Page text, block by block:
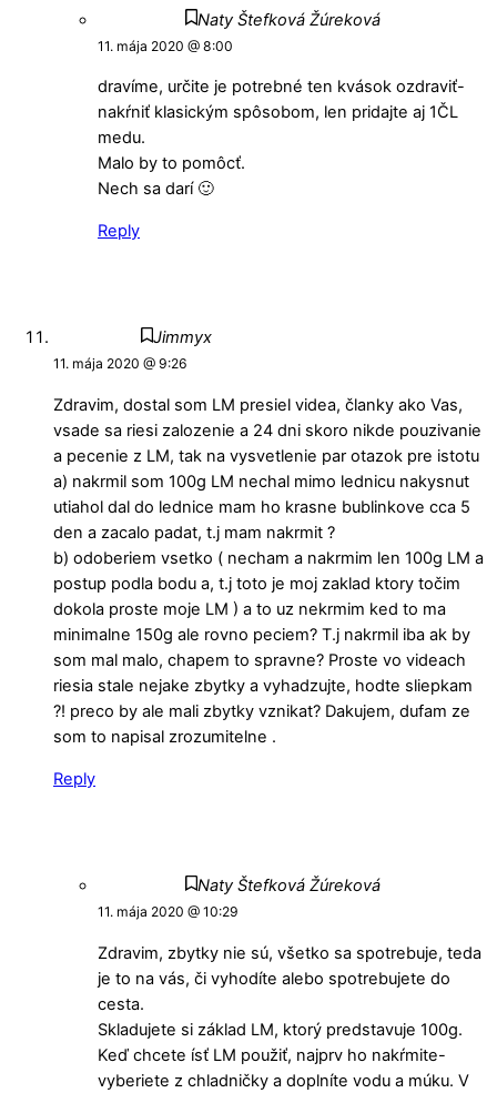
Naty Štefková Žúreková
11. mája 2020 @ 8:00
dravíme, určite je potrebné ten kvások ozdraviť-
nakŕniť klasickým spôsobom, len pridajte aj 1ČL
medu.
Malo by to pomôcť.
Nech sa darí 🙂
Reply
Jimmyx
11. mája 2020 @ 9:26
Zdravim, dostal som LM presiel videa, članky ako Vas,
vsade sa riesi zalozenie a 24 dni skoro nikde pouzivanie
a pecenie z LM, tak na vysvetlenie par otazok pre istotu
a) nakrmil som 100g LM nechal mimo lednicu nakysnut
utiahol dal do lednice mam ho krasne bublinkove cca 5
den a zacalo padat, t.j mam nakrmit ?
b) odoberiem vsetko ( necham a nakrmim len 100g LM a
postup podla bodu a, t.j toto je moj zaklad ktory točim
dokola proste moje LM ) a to uz nekrmim ked to ma
minimalne 150g ale rovno peciem? T.j nakrmil iba ak by
som mal malo, chapem to spravne? Proste vo videach
riesia stale nejake zbytky a vyhadzujte, hodte sliepkam
?! preco by ale mali zbytky vznikat? Dakujem, dufam ze
som to napisal zrozumitelne .
Reply
Naty Štefková Žúreková
11. mája 2020 @ 10:29
Zdravim, zbytky nie sú, všetko sa spotrebuje, teda
je to na vás, či vyhodíte alebo spotrebujete do
cesta.
Skladujete si základ LM, ktorý predstavuje 100g.
Keď chcete ísť LM použiť, najprv ho nakŕmite-
vyberiete z chladničky a doplníte vodu a múku. V